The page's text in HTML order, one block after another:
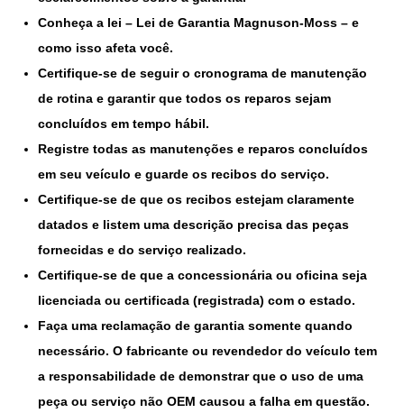
Conheça a lei – Lei de Garantia Magnuson-Moss – e
como isso afeta você.
Certifique-se de seguir o cronograma de manutenção
de rotina e garantir que todos os reparos sejam
concluídos em tempo hábil.
Registre todas as manutenções e reparos concluídos
em seu veículo e guarde os recibos do serviço.
Certifique-se de que os recibos estejam claramente
datados e listem uma descrição precisa das peças
fornecidas e do serviço realizado.
Certifique-se de que a concessionária ou oficina seja
licenciada ou certificada (registrada) com o estado.
Faça uma reclamação de garantia somente quando
necessário. O fabricante ou revendedor do veículo tem
a responsabilidade de demonstrar que o uso de uma
peça ou serviço não OEM causou a falha em questão.